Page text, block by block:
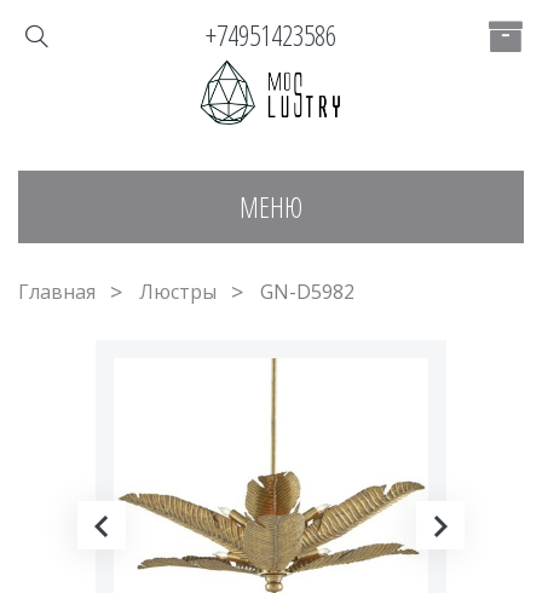
МЕНЮ
+74951423586
Главная Люстры GN-D5982